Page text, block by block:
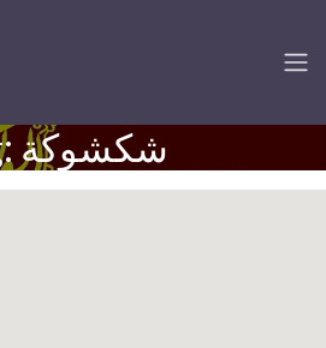
Tag: شكشوكة